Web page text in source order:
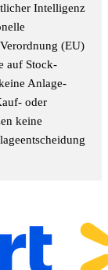
Intelligenz
(EU)
auf Stock-
Anlage-
oder
keine